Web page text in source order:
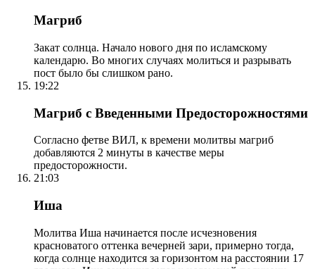
Магриб
Закат солнца. Начало нового дня по исламскому
календарю. Во многих случаях молиться и разрывать
пост было бы слишком рано.
19:22
Магриб с Введенными Предосторожностями
Согласно фетве ВИЛ, к времени молитвы магриб
добавляются 2 минуты в качестве меры
предосторожности.
21:03
Иша
Молитва Иша начинается после исчезновения
красноватого оттенка вечерней зари, примерно тогда,
когда солнце находится за горизонтом на расстоянии 17